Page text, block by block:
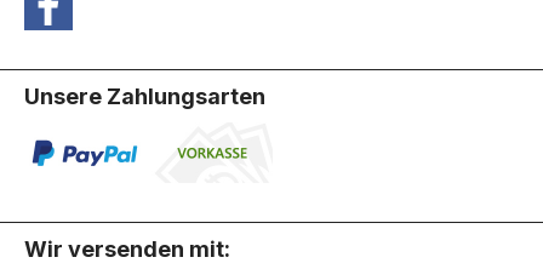
Unsere Zahlungsarten
Wir versenden mit: